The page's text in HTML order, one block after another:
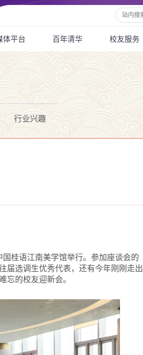
体平台 百年清华 校友服务
行业兴趣
桂语江南美学馆举行。参加座谈会的
届选调生优秀代表，还有今年刚刚走出
忘的校友迎新会。